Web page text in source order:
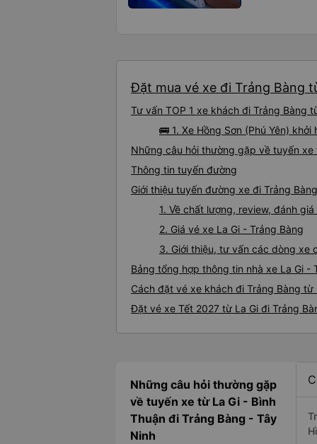
Đặt mua vé xe đi Trảng Bàng
Tư vấn TOP 1 xe khách đi Trảng Bàng
🚌 1. Xe Hồng Sơn (Phú Yên)
Những câu hỏi thường gặp về tuyến xe
Thông tin tuyến đường
Giới thiệu tuyến đường xe đi Trảng
1. Về chất lượng, review, đánh
2. Giá vé xe La Gi - Trảng Bàng
3. Giới thiệu, tư vấn các dòng xe
Bảng tổng hợp thông tin nhà xe La Gi -
Cách đặt vé xe khách đi Trảng Bàng từ
Đặt vé xe Tết 2027 từ La Gi đi Trảng
Những câu hỏi thường gặp
về tuyến xe từ La Gi - Bình
Thuận đi Trảng Bàng - Tây
Ninh